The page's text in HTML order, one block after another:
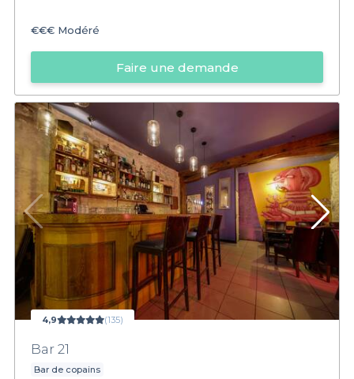
€€€ Modéré
Faire une demande
4,9 (135)
Bar 21
Bar de copains